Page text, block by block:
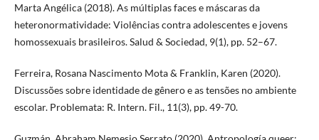
Marta Angélica (2018). As múltiplas faces e máscaras da
heteronormatividade: Violências contra adolescentes e jovens
homossexuais brasileiros. Salud & Sociedad, 9(1), pp. 52–67.
Ferreira, Rosana Nascimento Mota & Franklin, Karen (2020).
Discussões sobre identidade de gênero e as tensões no ambiente
escolar. Problemata: R. Intern. Fil., 11(3), pp. 49-70.